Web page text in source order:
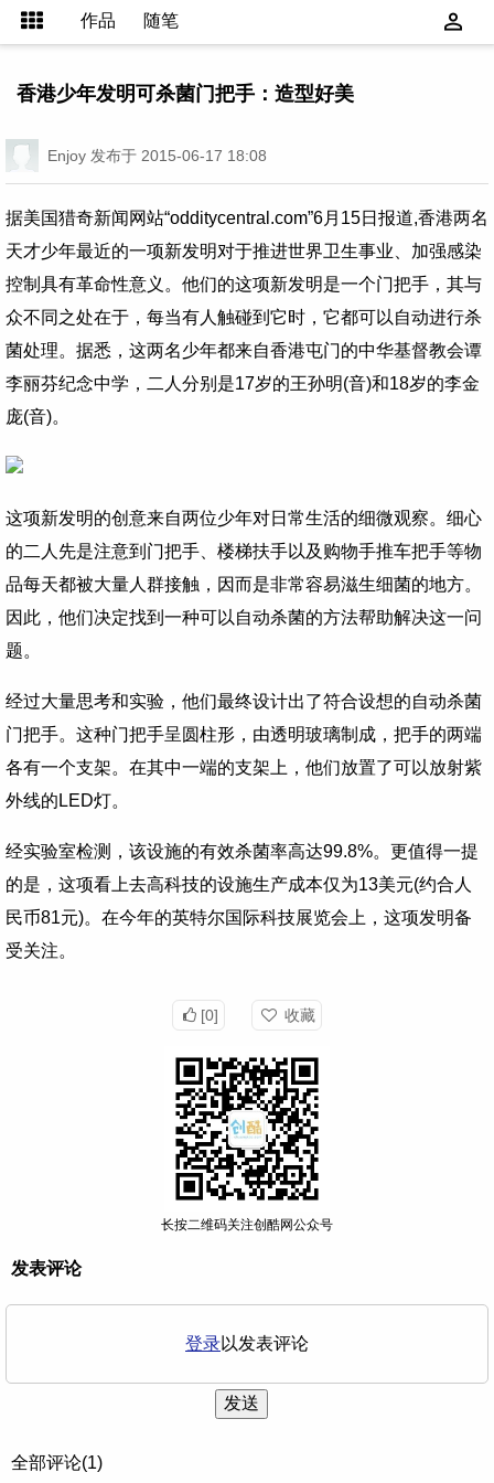
作品 随笔
香港少年发明可杀菌门把手：造型好美
Enjoy 发布于 2015-06-17 18:08
据美国猎奇新闻网站“odditycentral.com”6月15日报道,香港两名
天才少年最近的一项新发明对于推进世界卫生事业、加强感染
控制具有革命性意义。他们的这项新发明是一个门把手，其与
众不同之处在于，每当有人触碰到它时，它都可以自动进行杀
菌处理。据悉，这两名少年都来自香港屯门的中华基督教会谭
李丽芬纪念中学，二人分别是17岁的王孙明(音)和18岁的李金
庞(音)。
这项新发明的创意来自两位少年对日常生活的细微观察。细心
的二人先是注意到门把手、楼梯扶手以及购物手推车把手等物
品每天都被大量人群接触，因而是非常容易滋生细菌的地方。
因此，他们决定找到一种可以自动杀菌的方法帮助解决这一问
题。
经过大量思考和实验，他们最终设计出了符合设想的自动杀菌
门把手。这种门把手呈圆柱形，由透明玻璃制成，把手的两端
各有一个支架。在其中一端的支架上，他们放置了可以放射紫
外线的LED灯。
经实验室检测，该设施的有效杀菌率高达99.8%。更值得一提
的是，这项看上去高科技的设施生产成本仅为13美元(约合人
民币81元)。在今年的英特尔国际科技展览会上，这项发明备
受关注。
[0] 收藏
长按二维码关注创酷网公众号
发表评论
登录以发表评论
发送
全部评论(1)